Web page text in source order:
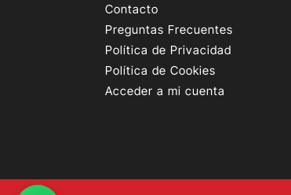
Contacto
Preguntas Frecuentes
Política de Privacidad
Política de Cookies
Acceder a mi cuenta